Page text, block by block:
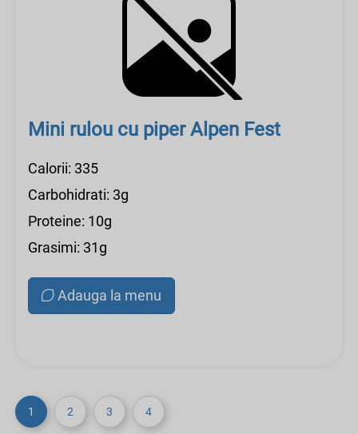
Mini rulou cu piper Alpen Fest
Calorii: 335
Carbohidrati: 3g
Proteine: 10g
Grasimi: 31g
Adauga la menu
1 2 3 4